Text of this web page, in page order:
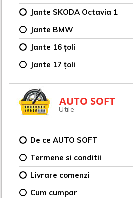
Jante SKODA Octavia 1
Jante BMW
Jante 16 țoli
Jante 17 țoli
AUTO SOFT
Utile
De ce AUTO SOFT
Termene si conditii
Livrare comenzi
Cum cumpar